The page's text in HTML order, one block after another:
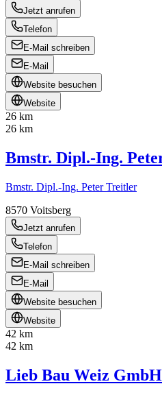
Jetzt anrufen
Telefon
E-Mail schreiben
E-Mail
Website besuchen
Website
26 km
26 km
Bmstr. Dipl.-Ing.
Bmstr. Dipl.-Ing. Peter Treitler
8570 Voitsberg
Jetzt anrufen
Telefon
E-Mail schreiben
E-Mail
Website besuchen
Website
42 km
42 km
Lieb Bau Weiz